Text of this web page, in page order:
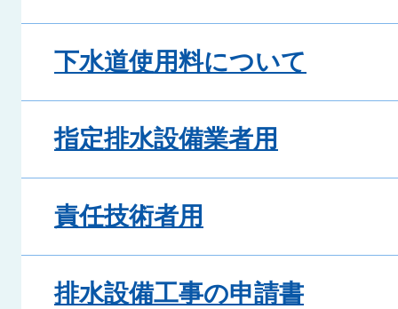
下水道使用料について
指定排水設備業者用
責任技術者用
排水設備工事の申請書